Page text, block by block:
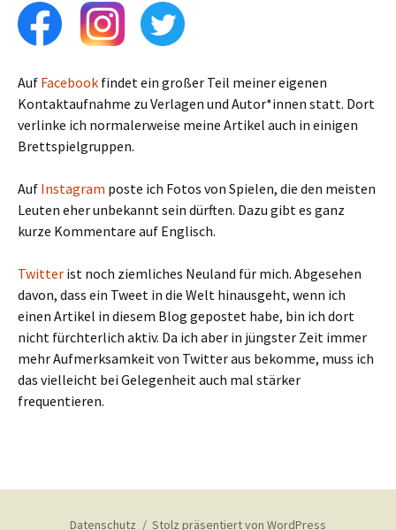
Auf Facebook findet ein großer Teil meiner eigenen
Kontaktaufnahme zu Verlagen und Autor*innen statt. Dort
verlinke ich normalerweise meine Artikel auch in einigen
Brettspielgruppen.
Auf Instagram poste ich Fotos von Spielen, die den meisten
Leuten eher unbekannt sein dürften. Dazu gibt es ganz
kurze Kommentare auf Englisch.
Twitter ist noch ziemliches Neuland für mich. Abgesehen
davon, dass ein Tweet in die Welt hinausgeht, wenn ich
einen Artikel in diesem Blog gepostet habe, bin ich dort
nicht fürchterlich aktiv. Da ich aber in jüngster Zeit immer
mehr Aufmerksamkeit von Twitter aus bekomme, muss ich
das vielleicht bei Gelegenheit auch mal stärker
frequentieren.
Datenschutz Stolz präsentiert von WordPress